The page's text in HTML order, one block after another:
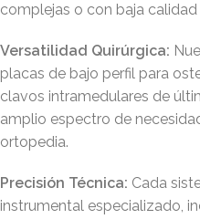
complejas o con baja
Versatilidad Quirúrgica:
placas de bajo perfil para
clavos intramedulares de
amplio espectro de
ortopedia.
Precisión Técnica: Cada
instrumental especializado,